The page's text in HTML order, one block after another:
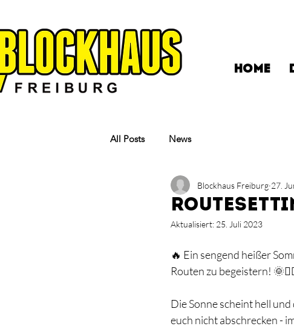
HOME
All Posts News
Blockhaus Freiburg 27.
Aktualisiert: 25. Juli 2023
🔥 Ein sengend heißer
Routen zu begeistern!
Die Sonne scheint hell
euch nicht abschrecken -